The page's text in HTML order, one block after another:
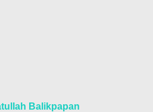
Balikpapan